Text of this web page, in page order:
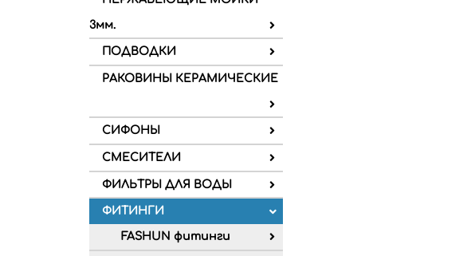
3мм.
ПОДВОДКИ
РАКОВИНЫ КЕРАМИЧЕСКИЕ
СИФОНЫ
СМЕСИТЕЛИ
ФИЛЬТРЫ ДЛЯ ВОДЫ
ФИТИНГИ
FASHUN фитинги